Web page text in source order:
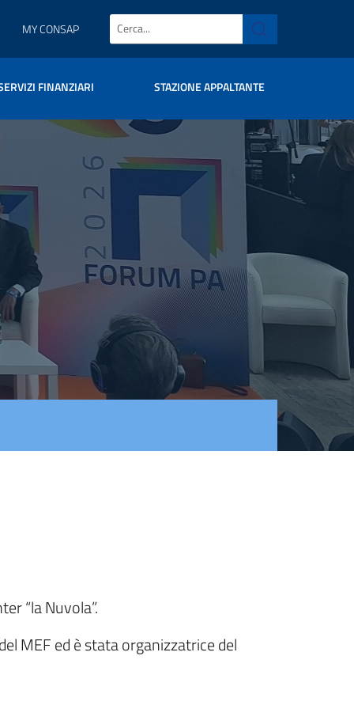
MY CONSAP
FINANZIARI STAZIONE APPALTANTE
“la Nuvola”.
MEF ed è stata organizzatrice del